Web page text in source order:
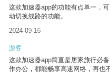
这款加速器app的功能有点单一，
动切换线路的功能。
2024-09-16
游客
这款加速器app简直是居家旅行必
作办公，都能畅享高速网络，再也